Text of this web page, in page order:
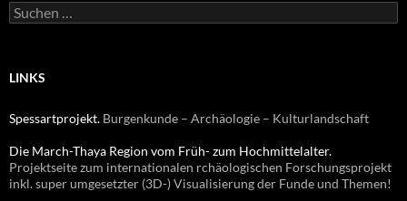
Suchen
nach:
LINKS
Spessartprojekt. Burgenkunde – Archäologie – Kulturlandschaft
Die March-Thaya Region vom Früh- zum Hochmittelalter.
Projektseite zum internationalen rchäologischen Forschungsprojekt
inkl. super umgesetzter (3D-) Visualisierung der Funde und Themen!